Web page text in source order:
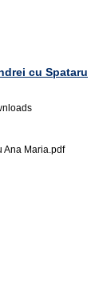
cu Spataru
Ana Maria.pdf